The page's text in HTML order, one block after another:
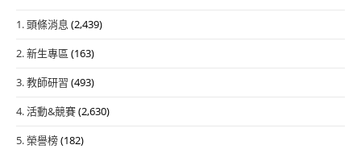
1. 頭條消息 (2,439)
2. 新生專區 (163)
3. 教師研習 (493)
4. 活動&競賽(2,630)
5. 榮譽榜(182)